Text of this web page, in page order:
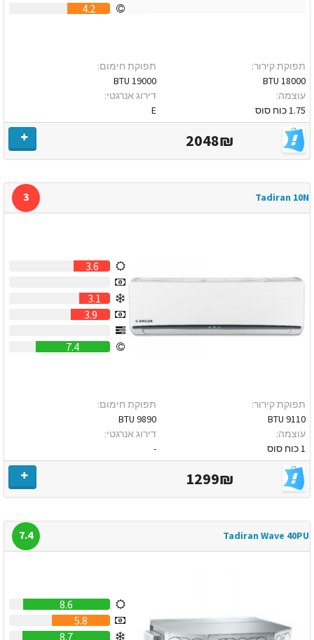
4.2
תפוקת קירור:
18000 BTU
עוצמה:
1.75 כוח סוס
תפוקת חימום:
19000 BTU
דירוג אנרגטי:
E
2048₪
Tadiran 10N
3
3.6
3.1
3.9
7.4
תפוקת קירור:
9110 BTU
עוצמה:
1 כוח סוס
תפוקת חימום:
9890 BTU
דירוג אנרגטי:
-
1299₪
Tadiran Wave 40PU
7.4
8.6
5.8
8.7